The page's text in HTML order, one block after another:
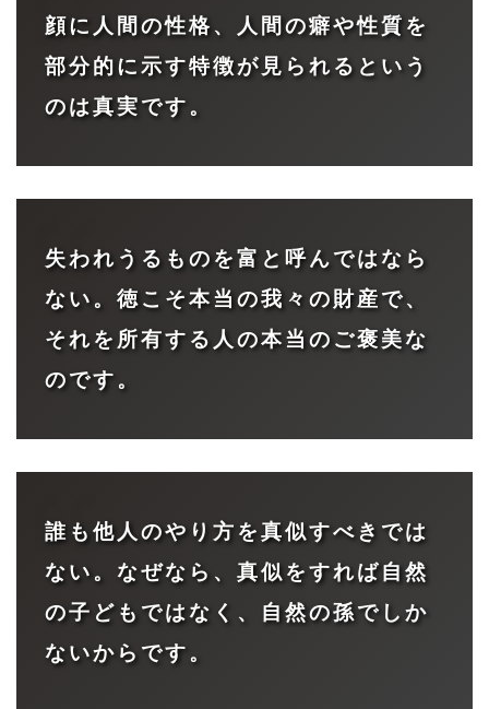
顔に人間の性格、人間の癖や性質を
部分的に示す特徴が見られるという
のは真実です。
失われうるものを富と呼んではなら
ない。徳こそ本当の我々の財産で、
それを所有する人の本当のご褒美な
のです。
誰も他人のやり方を真似すべきでは
ない。なぜなら、真似をすれば自然
の子どもではなく、自然の孫でしか
ないからです。